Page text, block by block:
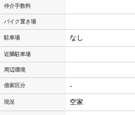
仲介手数料
バイク置き場
駐車場 なし
近隣駐車場
周辺環境
借家区分 -
現況 空家